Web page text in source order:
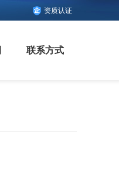
资质认证
联系方式